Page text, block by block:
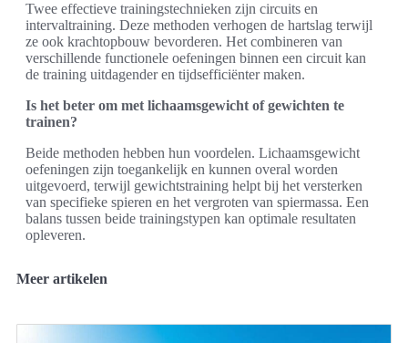
Twee effectieve trainingstechnieken zijn circuits en
intervaltraining. Deze methoden verhogen de hartslag terwijl
ze ook krachtopbouw bevorderen. Het combineren van
verschillende functionele oefeningen binnen een circuit kan
de training uitdagender en tijdsefficiënter maken.
Is het beter om met lichaamsgewicht of gewichten te
trainen?
Beide methoden hebben hun voordelen. Lichaamsgewicht
oefeningen zijn toegankelijk en kunnen overal worden
uitgevoerd, terwijl gewichtstraining helpt bij het versterken
van specifieke spieren en het vergroten van spiermassa. Een
balans tussen beide trainingstypen kan optimale resultaten
opleveren.
Meer artikelen